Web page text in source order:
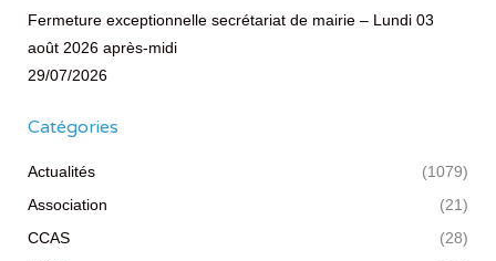
Fermeture exceptionnelle secrétariat de mairie – Lundi 03
août 2026 après-midi
29/07/2026
Catégories
Actualités
(1079)
Association
(21)
CCAS
(28)